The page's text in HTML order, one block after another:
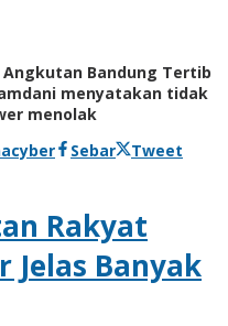
Angkutan Bandung Tertib
menyatakan tidak
menolak
Sebar Tweet
Rakyat
Jelas Banyak